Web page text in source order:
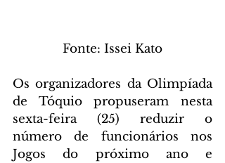
Fonte: Issei Kato
Os organizadores da Olimpíada
de Tóquio propuseram nesta
sexta-feira (25) reduzir o
número de funcionários nos
Jogos do próximo ano e